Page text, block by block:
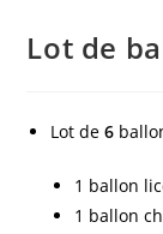
Lot de
Lot de 6
1 ballon
1 ballon